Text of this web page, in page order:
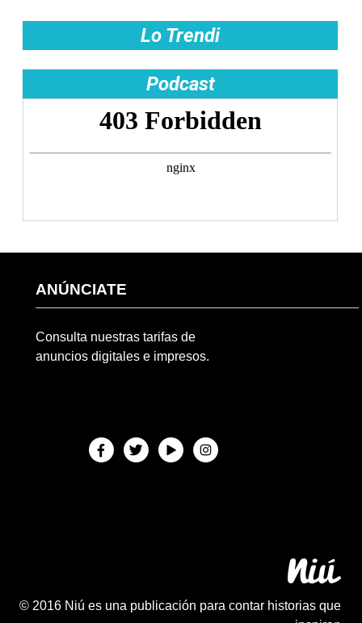
Lo Trendi
Podcast
ANÚNCIATE
Consulta nuestras tarifas de
anuncios digitales e impresos.
© 2016 Niú es una publicación para contar historias que